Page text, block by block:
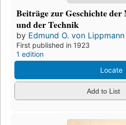
Beiträge zur Geschichte
und der Technik
by Edmund O. von Lippmann
First published in 1923
1 edition
Locate
Add to List